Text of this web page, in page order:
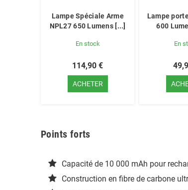
Lampe Spéciale Arme
NPL27 650 Lumens [...]
En stock
114,90 €
ACHETER
Lampe
600
En
Points forts
Capacité de 10 000 mAh pour
Construction en fibre de carbone